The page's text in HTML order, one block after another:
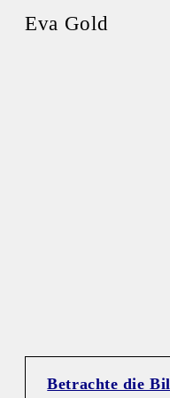
Eva Gold
Betrachte die